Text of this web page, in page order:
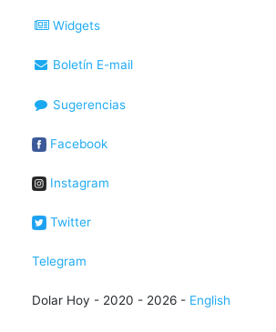
Widgets
Boletín E-mail
Sugerencias
Facebook
Instagram
Twitter
Telegram
Dolar Hoy - 2020 - 2026 - English